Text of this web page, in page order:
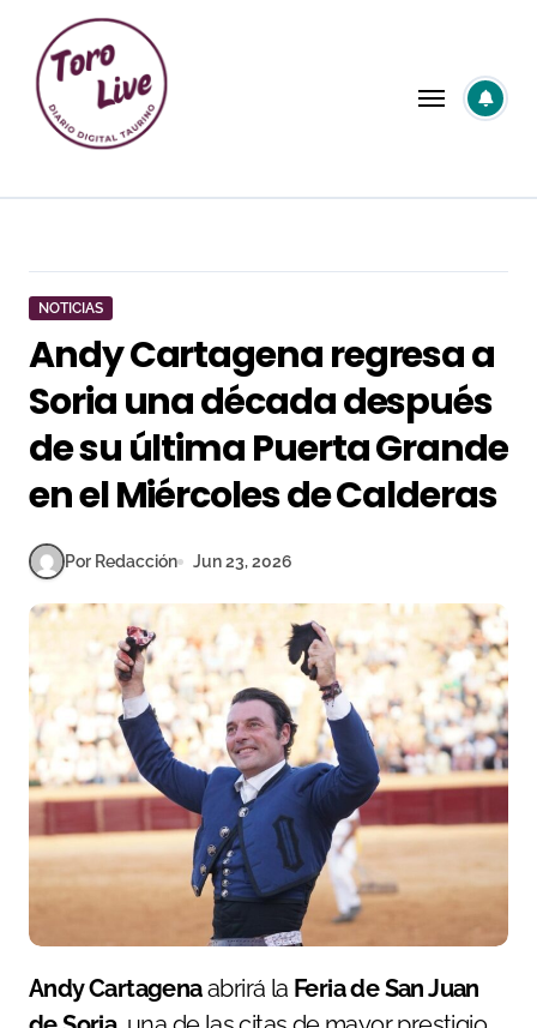
contenido
NOTICIAS
Andy Cartagena regresa a
Soria una década después
de su última Puerta Grande
en el Miércoles de Calderas
Por Redacción Jun 23, 2026
Andy Cartagenaabrirá la Feria de San Juan